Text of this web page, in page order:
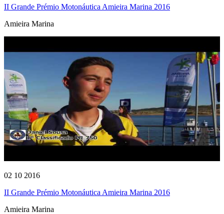
II Grande Prémio Motonáutica Amieira Marina 2016
Amieira Marina
02 10 2016
II Grande Prémio Motonáutica Amieira Marina 2016
Amieira Marina